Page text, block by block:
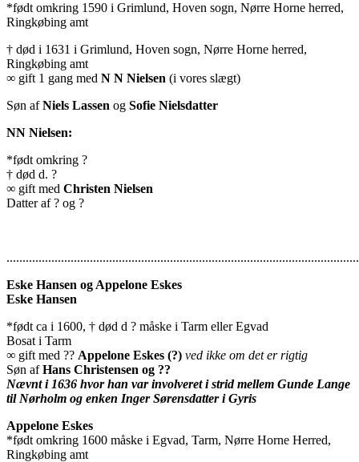
*født omkring 1590 i Grimlund, Hoven sogn, Nørre Horne herred,
Ringkøbing amt
† død i 1631 i Grimlund, Hoven sogn, Nørre Horne herred,
Ringkøbing amt
∞ gift 1 gang med N N Nielsen (i vores slægt)
Søn afNiels Lassen og Sofie Nielsdatter
NN Nielsen:
*født omkring ?
† død d. ?
∞ gift med Christen Nielsen
Datter af ? og ?
Eske Hansen og Appelone Eskes
Eske Hansen
*født ca i 1600, † død d ? måske i Tarm eller Egvad
Bosat i Tarm
∞ gift med ?? Appelone Eskes (?) ved ikke om det er rigtig
Søn afHans Christensen og ??
Nævnt i 1636 hvor han var involveret i strid mellem Gunde Lange
til Nørholm og enken Inger Sørensdatter i Gyris
Appelone Eskes
*født omkring 1600 måske i Egvad, Tarm, Nørre Horne Herred,
Ringkøbing amt